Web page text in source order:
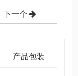
下一个
产品包装